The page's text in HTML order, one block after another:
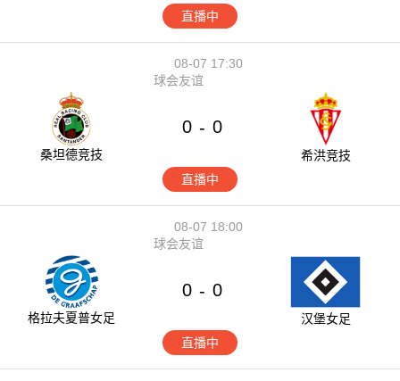
直播中
08-07 17:30
球会友谊
桑坦德竞技
0 - 0
希洪竞技
直播中
08-07 18:00
球会友谊
格拉夫夏普女足
0 - 0
汉堡女足
直播中